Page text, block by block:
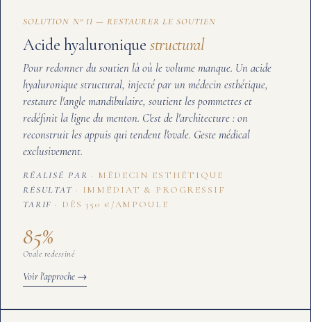
SOLUTION N° II — RESTAURER LE SOUTIEN
Acide hyaluroniquestructural
Pour redonner du soutien là où le volume manque. Un acide
hyaluronique structural, injecté par un médecin esthétique,
restaure l'angle mandibulaire, soutient les pommettes et
redéfinit la ligne du menton. C'est de l'architecture : on
reconstruit les appuis qui tendent l'ovale. Geste médical
exclusivement.
RÉALISÉ PAR
MÉDECIN ESTHÉTIQUE
RÉSULTAT
IMMÉDIAT & PROGRESSIF
TARIF
DÈS 350 €/AMPOULE
85%
Ovale redessiné
Voir l'approche →